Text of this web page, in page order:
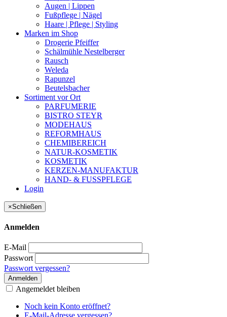
Augen | Lippen
Fußpflege | Nägel
Haare | Pflege | Styling
Marken im Shop
Drogerie Pfeiffer
Schälmühle Nestelberger
Rausch
Weleda
Rapunzel
Beutelsbacher
Sortiment vor Ort
PARFUMERIE
BISTRO STEYR
MODEHAUS
REFORMHAUS
CHEMIBEREICH
NATUR-KOSMETIK
KOSMETIK
KERZEN-MANUFAKTUR
HAND- & FUSSPFLEGE
Login
×Schließen
Anmelden
E-Mail
Passwort
Passwort vergessen?
Anmelden
Angemeldet bleiben
Noch kein Konto eröffnet?